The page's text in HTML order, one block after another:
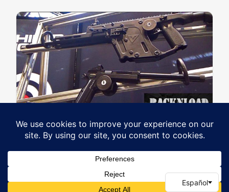
¡Nuevos productos de Shield!
16 de febrero de 2020 Eventos
0